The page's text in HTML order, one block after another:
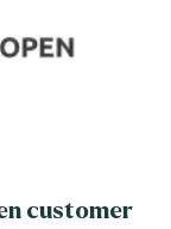
customer